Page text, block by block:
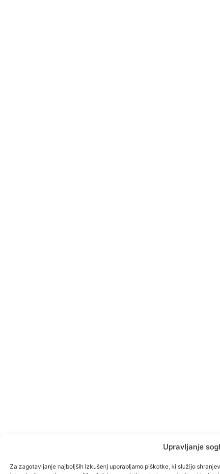
Upravljanje
Za zagotavljanje najboljših izkušenj uporabljamo piškotke, ki služijo